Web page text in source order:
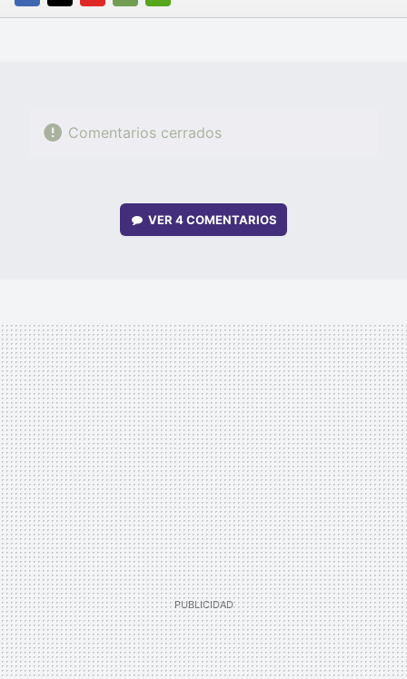
FACEBOOK
TWITTERFLIPBOARD
E-
WHATSAPP
Comentarios cerrados
VER 4 COMENTARIOS